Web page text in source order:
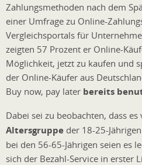
Zahlungsmethoden nach dem
einer Umfrage zu Online-
Vergleichsportals für
zeigten 57 Prozent er Online-
Möglichkeit, jetzt zu kaufen und
der Online-Käufer aus
Buy now, pay later bereits
Dabei sei zu beobachten, dass
Altersgruppe der 18-25-
bei den 56-65-Jährigen seien es
sich der Bezahl-Service in erster